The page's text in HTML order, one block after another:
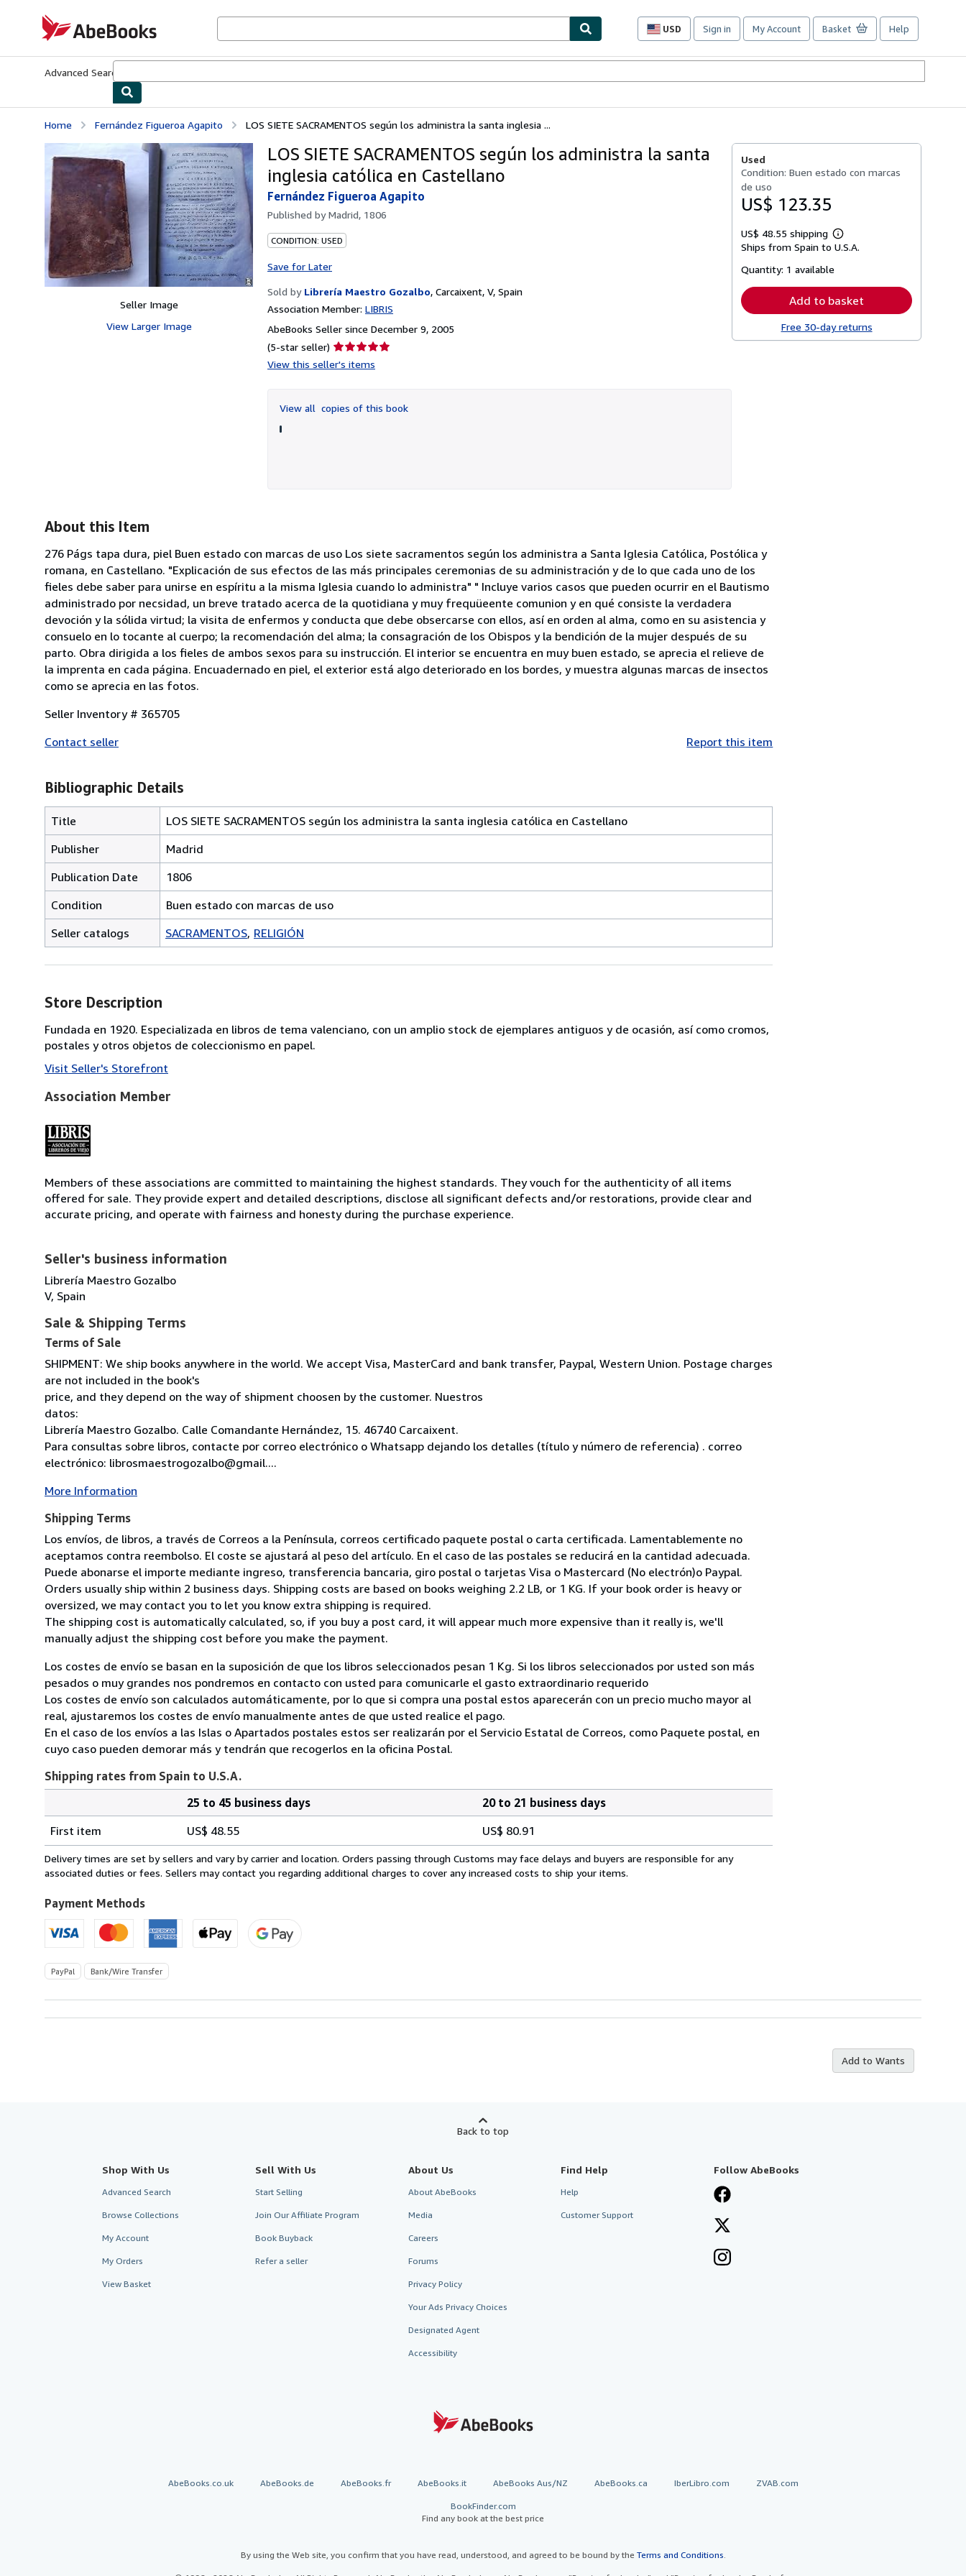
AbeBooks.com
USD
Site
preferences
Sign in My Account Basket Help
Advanced Search
Home Fernández Figueroa Agapito LOS SIETE SACRAMENTOS según los administra la santa inglesia ...
Seller Image
View Larger Image
LOS SIETE SACRAMENTOS según los administra la santa
inglesia católica en Castellano
Fernández Figueroa Agapito
Published byMadrid, 1806
CONDITION: USED
Save for Later
Sold by Librería Maestro Gozalbo, Carcaixent, V, Spain
Association Member: LIBRIS
AbeBooks Seller since December 9, 2005
(5-star seller) Seller
rating
of
5
View this seller's items
View all copies of this book
Used
Condition: Buen estado con marcas
de uso
US$ 123.35
US$ 48.55 shipping
Learn
more
Ships from Spain to U.S.A.
Quantity: 1 available
Add to basket
Free 30-day returns
About this Item
276 Págs tapa dura, piel Buen estado con marcas de uso Los siete sacramentos según los administra a Santa Iglesia Católica, Postólica y
romana, en Castellano. "Explicación de sus efectos de las más principales ceremonias de su administración y de lo que cada uno de los
fieles debe saber para unirse en espíritu a la misma Iglesia cuando lo administra" " Incluye varios casos que pueden ocurrir en el Bautismo
administrado por necsidad, un breve tratado acerca de la quotidiana y muy frequüeente comunion y en qué consiste la verdadera
devoción y la sólida virtud; la visita de enfermos y conducta que debe obsercarse con ellos, así en orden al alma, como en su asistencia y
consuelo en lo tocante al cuerpo; la recomendación del alma; la consagración de los Obispos y la bendición de la mujer después de su
parto. Obra dirigida a los fieles de ambos sexos para su instrucción. El interior se encuentra en muy buen estado, se aprecia el relieve de
la imprenta en cada página. Encuadernado en piel, el exterior está algo deteriorado en los bordes, y muestra algunas marcas de insectos
como se aprecia en las fotos.
Seller Inventory # 365705
Contact seller
Report this item
Bibliographic Details
Title
LOS SIETE SACRAMENTOS según los administra la santa inglesia católica en Castellano
Publisher
Madrid
Publication Date
1806
Condition
Buen estado con marcas de uso
Seller catalogs
SACRAMENTOS RELIGIÓN
Store Description
Fundada en 1920. Especializada en libros de tema valenciano, con un amplio stock de ejemplares antiguos y de ocasión, así como cromos,
postales y otros objetos de coleccionismo en papel.
Visit Seller's Storefront
Association Member
Members of these associations are committed to maintaining the highest standards. They vouch for the authenticity of all items
offered for sale. They provide expert and detailed descriptions, disclose all significant defects and/or restorations, provide clear and
accurate pricing, and operate with fairness and honesty during the purchase experience.
Seller's business information
Librería Maestro Gozalbo
V, Spain
Sale & Shipping Terms
Terms of Sale
SHIPMENT: We ship books anywhere in the world. We accept Visa, MasterCard and bank transfer, Paypal, Western Union. Postage charges
are not included in the book's
price, and they depend on the way of shipment choosen by the customer. Nuestros
datos:
Librería Maestro Gozalbo. Calle Comandante Hernández, 15. 46740 Carcaixent.
Para consultas sobre libros, contacte por correo electrónico o Whatsapp dejando los detalles (título y número de referencia) . correo
electrónico: librosmaestrogozalbo@gmail....
More Information
Shipping Terms
Los envíos, de libros, a través de Correos a la Península, correos certificado paquete postal o carta certificada. Lamentablemente no
aceptamos contra reembolso. El coste se ajustará al peso del artículo. En el caso de las postales se reducirá en la cantidad adecuada.
Puede abonarse el importe mediante ingreso, transferencia bancaria, giro postal o tarjetas Visa o Mastercard (No electrón)o Paypal.
Orders usually ship within 2 business days. Shipping costs are based on books weighing 2.2 LB, or 1 KG. If your book order is heavy or
oversized, we may contact you to let you know extra shipping is required.
The shipping cost is automatically calculated, so, if you buy a post card, it will appear much more expensive than it really is, we'll
manually adjust the shipping cost before you make the payment.
Los costes de envío se basan en la suposición de que los libros seleccionados pesan 1 Kg. Si los libros seleccionados por usted son más
pesados o muy grandes nos pondremos en contacto con usted para comunicarle el gasto extraordinario requerido
Los costes de envío son calculados automáticamente, por lo que si compra una postal estos aparecerán con un precio mucho mayor al
real, ajustaremos los costes de envío manualmente antes de que usted realice el pago.
En el caso de los envíos a las Islas o Apartados postales estos ser realizarán por el Servicio Estatal de Correos, como Paquete postal, en
cuyo caso pueden demorar más y tendrán que recogerlos en la oficina Postal.
Shipping rates from Spain to U.S.A.
rates
from
Spain
U.S.A.
25 to 45 business days
20 to 21 business days
First item
US$ 48.55 US$ 80.91
Delivery times are set by sellers and vary by carrier and location. Orders passing through Customs may face delays and buyers are responsible for any
associated duties or fees. Sellers may contact you regarding additional charges to cover any increased costs to ship your items.
Payment Methods
PayPal Bank/Wire Transfer
Add to Wants
Back to top
Shop With Us
Advanced Search
Browse Collections
My Account
My Orders
View Basket
Sell With Us
Start Selling
Join Our Affiliate Program
Book Buyback
Refer a seller
About Us
About AbeBooks
Media
Careers
Forums
Privacy Policy
Your Ads Privacy Choices
Designated Agent
Accessibility
Find Help
Help
Customer Support
Follow AbeBooks
AbeBooks.co.uk AbeBooks.de AbeBooks.fr AbeBooks.it AbeBooks Aus/NZ AbeBooks.ca IberLibro.com ZVAB.com
BookFinder.com
Find any book at the best price
By using the Web site, you confirm that you have read, understood, and agreed to be bound by the Terms and Conditions